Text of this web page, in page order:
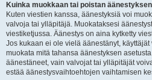
Kuinka muokkaan tai poistan
Kuten viestien kanssa, äänestyksiä voi
valvoja tai ylläpitäjä. Muokataksesi
viestiketjussa. Äänestys on aina kytketty
Jos kukaan ei ole vielä äänestänyt,
muokata mitä tahansa äänestyksen
äänestäneet, vain valvojat tai ylläpitäjät
estää äänestysvaihtoehtojen vaihtamisen